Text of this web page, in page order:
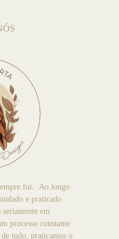
foi. Ao longo
e praticado
em
processo constante
tudo, praticamos o